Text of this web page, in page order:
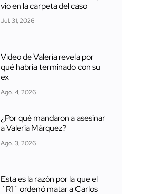
vio en la carpeta del caso
Jul. 31, 2026
Video de Valeria revela por
qué habría terminado con su
ex
Ago. 4, 2026
¿Por qué mandaron a asesinar
a Valeria Márquez?
Ago. 3, 2026
Esta es la razón por la que el
´R1´ ordenó matar a Carlos